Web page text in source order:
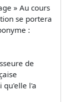
» Au cours
se portera
:
de
qu'elle l'a